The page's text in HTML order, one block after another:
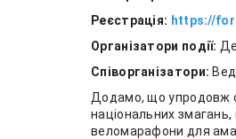
Реєстрація: https://
Організатори події:
Співорганізатори:
Додамо, що упродовж
національних змагань,
веломарафони для